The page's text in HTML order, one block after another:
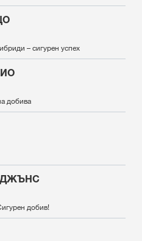
– сигурен успех
добива
добив!